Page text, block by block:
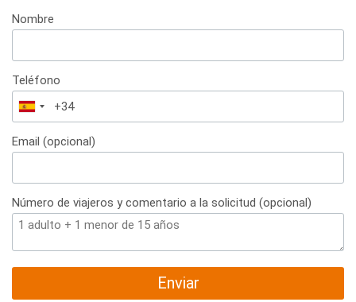
Nombre
Teléfono
España
+34
Email (opcional)
Número de viajeros y comentario a la solicitud (opcional)
Enviar